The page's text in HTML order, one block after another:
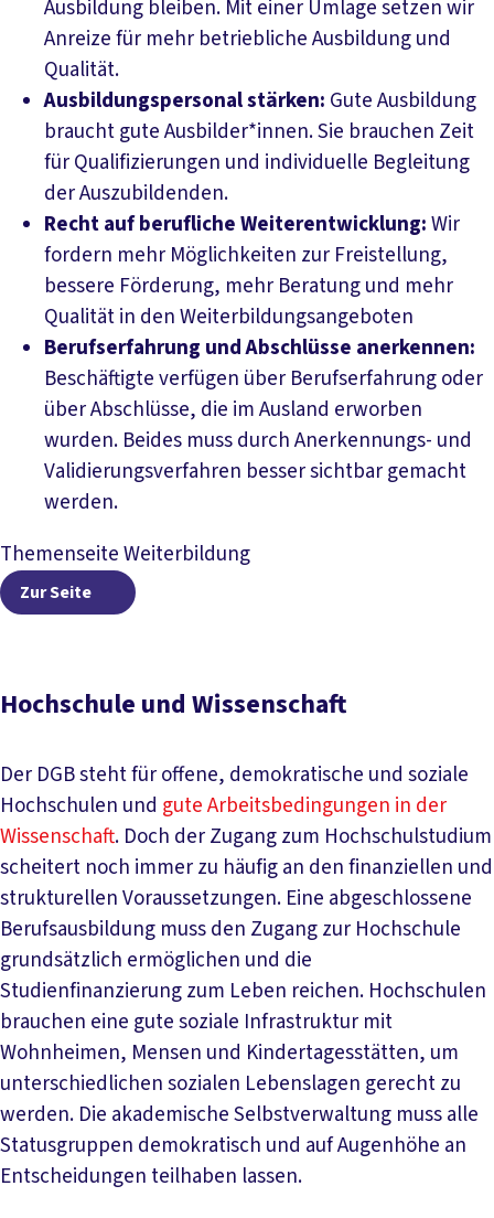
Ausbildung bleiben. Mit einer Umlage setzen wir
Anreize für mehr betriebliche Ausbildung und
Qualität.
Ausbildungspersonal stärken: Gute Ausbildung
braucht gute Ausbilder*innen. Sie brauchen Zeit
für Qualifizierungen und individuelle Begleitung
der Auszubildenden.
Recht auf berufliche Weiterentwicklung:Wir
fordern mehr Möglichkeiten zur Freistellung,
bessere Förderung, mehr Beratung und mehr
Qualität in den Weiterbildungsangeboten
Berufserfahrung und Abschlüsse anerkennen:
Beschäftigte verfügen über Berufserfahrung oder
über Abschlüsse, die im Ausland erworben
wurden. Beides muss durch Anerkennungs- und
Validierungsverfahren besser sichtbar gemacht
werden.
Themenseite Weiterbildung
Zur Seite Zur Seite
Hochschule und Wissenschaft
Der DGB steht für offene, demokratische und soziale
Hochschulen und gute Arbeitsbedingungen in der
Wissenschaft. Doch der Zugang zum Hochschulstudium
scheitert noch immer zu häufig an den finanziellen und
strukturellen Voraussetzungen. Eine abgeschlossene
Berufsausbildung muss den Zugang zur Hochschule
grundsätzlich ermöglichen und die
Studienfinanzierung zum Leben reichen. Hochschulen
brauchen eine gute soziale Infrastruktur mit
Wohnheimen, Mensen und Kindertagesstätten, um
unterschiedlichen sozialen Lebenslagen gerecht zu
werden. Die akademische Selbstverwaltung muss alle
Statusgruppen demokratisch und auf Augenhöhe an
Entscheidungen teilhaben lassen.